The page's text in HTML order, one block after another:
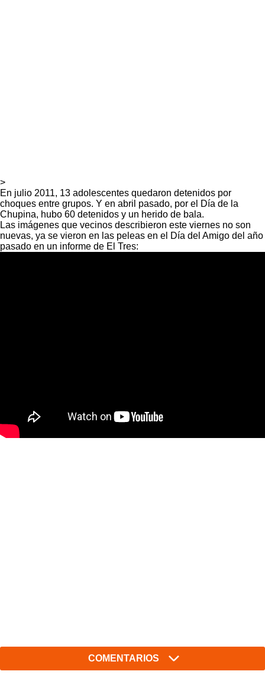
>
En julio 2011, 13 adolescentes quedaron detenidos por
choques entre grupos. Y en abril pasado, por el Día de la
Chupina, hubo 60 detenidos y un herido de bala.
Las imágenes que vecinos describieron este viernes no son
nuevas, ya se vieron en las peleas en el Día del Amigo del año
pasado en un informe de El Tres:
COMENTARIOS